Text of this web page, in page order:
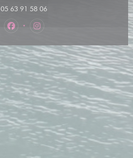
05 63 91 58 06
Facebook ((abre numa nova
Instagram ((abre numa